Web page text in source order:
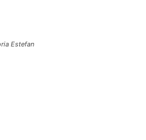
Estefan